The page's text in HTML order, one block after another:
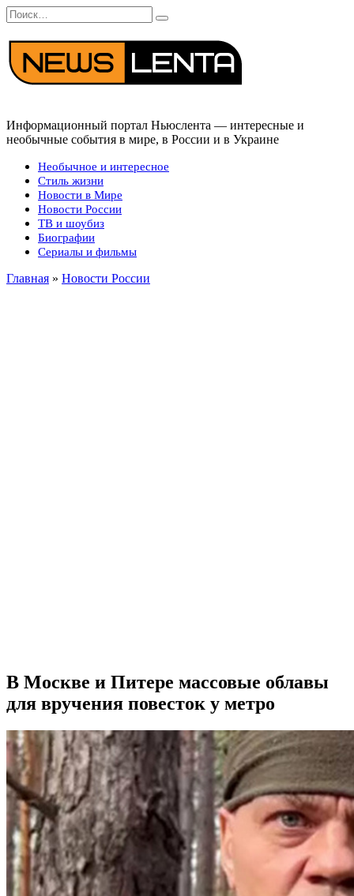
Перейти
к
содержанию
Search
for:
Информационный портал Ньюслента — интересные и
необычные события в мире, в России и в Украине
Необычное и интересное
Стиль жизни
Новости в Мире
Новости России
ТВ и шоубиз
Биографии
Сериалы и фильмы
Главная » Новости России
В Москве и Питере массовые облавы
для вручения повесток у метро